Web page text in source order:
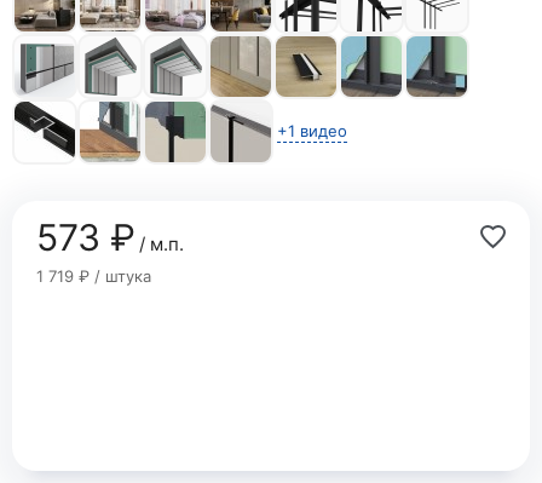
+1 видео
573 ₽/ м.п.
1 719 ₽ / штука